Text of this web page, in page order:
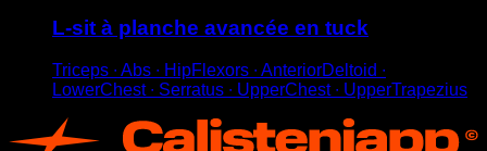
L-sit à planche avancée en tuck
Triceps ∙ Abs ∙ HipFlexors ∙ AnteriorDeltoid ∙
LowerChest ∙ Serratus ∙ UpperChest ∙ UpperTrapezius